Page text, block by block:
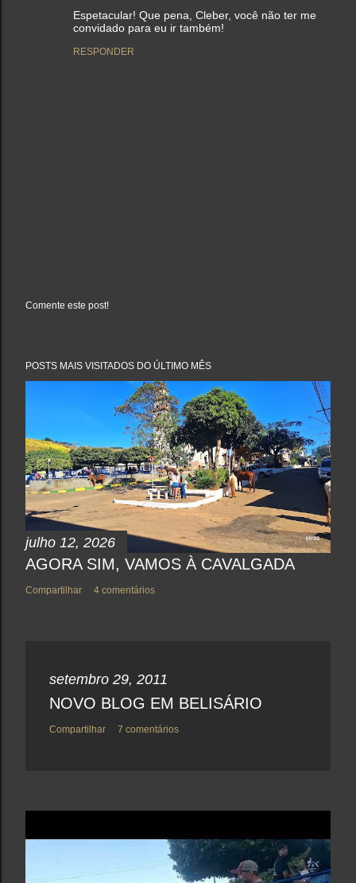
Espetacular! Que pena, Cleber, você não ter me
convidado para eu ir também!
RESPONDER
a
u
e
n
t
á
r
i
o
Comente este post!
POSTS MAIS VISITADOS DO ÚLTIMO MÊS
julho 12, 2026
AGORA SIM, VAMOS À CAVALGADA
Compartilhar 4 comentários
setembro 29, 2011
NOVO BLOG EM BELISÁRIO
Compartilhar 7 comentários